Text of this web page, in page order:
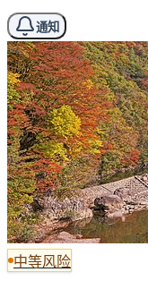
通知
中等风险